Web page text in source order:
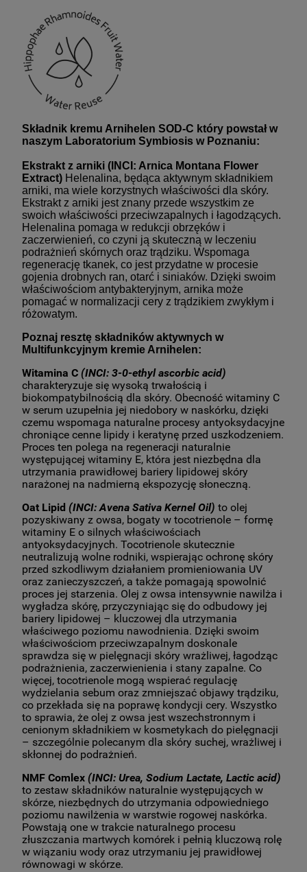
Składnik kremu Arnihelen SOD-C który powstał w
naszym Laboratorium Symbiosis w Poznaniu:
Ekstrakt z arniki (I NCI: Arnica Montana Flower
Extract) Helenalina, będąca aktywnym składnikiem
arniki, ma wiele korzystnych właściwości dla skóry.
Ekstrakt z arniki jest znany przede wszystkim ze
swoich właściwości przeciwzapalnych i łagodzących.
Helenalina pomaga w redukcji obrzęków i
zaczerwienień, co czyni ją skuteczną w leczeniu
podrażnień skórnych oraz trądziku. Wspomaga
regenerację tkanek, co jest przydatne w procesie
gojenia drobnych ran, otarć i siniaków. Dzięki swoim
właściwościom antybakteryjnym, arnika może
pomagać w normalizacji cery z trądzikiem zwykłym i
różowatym.
Poznaj resztę składników aktywnych w
Multifunkcyjnym kremie Arnihelen:
Witamina C (INCI: 3-0-ethyl ascorbic acid)
charakteryzuje się wysoką trwałością i
biokompatybilnością dla skóry. Obecność witaminy C
w serum uzupełnia jej niedobory w naskórku, dzięki
czemu wspomaga naturalne procesy antyoksydacyjne
chroniące cenne lipidy i keratynę przed uszkodzeniem.
Proces ten polega na regeneracji naturalnie
występującej witaminy E, która jest niezbędna dla
utrzymania prawidłowej bariery lipidowej skóry
narażonej na nadmierną ekspozycję słoneczną.
Oat Lipid (INCI: Avena Sativa Kernel Oil) to olej
pozyskiwany z owsa, bogaty w tocotrienole – formę
witaminy E o silnych właściwościach
antyoksydacyjnych. Tocotrienole skutecznie
neutralizują wolne rodniki, wspierając ochronę skóry
przed szkodliwym działaniem promieniowania UV
oraz zanieczyszczeń, a także pomagają spowolnić
proces jej starzenia. Olej z owsa intensywnie nawilża i
wygładza skórę, przyczyniając się do odbudowy jej
bariery lipidowej – kluczowej dla utrzymania
właściwego poziomu nawodnienia. Dzięki swoim
właściwościom przeciwzapalnym doskonale
sprawdza się w pielęgnacji skóry wrażliwej, łagodząc
podrażnienia, zaczerwienienia i stany zapalne. Co
więcej, tocotrienole mogą wspierać regulację
wydzielania sebum oraz zmniejszać objawy trądziku,
co przekłada się na poprawę kondycji cery. Wszystko
to sprawia, że olej z owsa jest wszechstronnym i
cenionym składnikiem w kosmetykach do pielęgnacji
– szczególnie polecanym dla skóry suchej, wrażliwej i
skłonnej do podrażnień.
NMF Comlex (INCI: Urea, Sodium Lactate, Lactic acid)
to zestaw składników naturalnie występujących w
skórze, niezbędnych do utrzymania odpowiedniego
poziomu nawilżenia w warstwie rogowej naskórka.
Powstają one w trakcie naturalnego procesu
złuszczania martwych komórek i pełnią kluczową rolę
w wiązaniu wody oraz utrzymaniu jej prawidłowej
równowagi w skórze.